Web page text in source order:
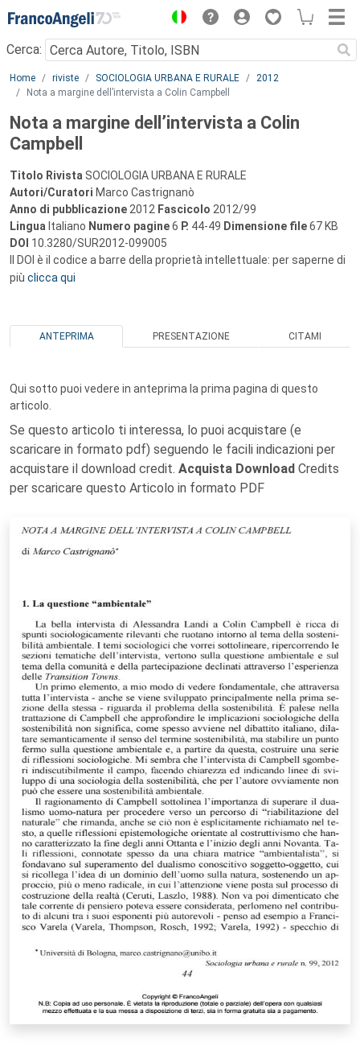
Menu
Cerca:
Main content
Home riviste SOCIOLOGIA URBANA E RURALE
2012
Nota a margine dell’intervista a Colin Campbell
Nota a margine dell’intervista a Colin
Campbell
Titolo Rivista SOCIOLOGIA URBANA E RURALE
Autori/Curatori Marco Castrignanò
Anno di pubblicazione 2012 Fascicolo 2012/99
Lingua Italiano Numero pagine6 P. 44-49 Dimensione file67 KB
DOI 10.3280/SUR2012-099005
Il DOI è il codice a barre della proprietà intellettuale: per saperne di
più clicca qui
ANTEPRIMA PRESENTAZIONE CITAMI
Qui sotto puoi vedere in anteprima la prima pagina di questo
articolo.
Se questo articolo ti interessa, lo puoi acquistare (e
scaricare in formato pdf) seguendo le facili indicazioni per
acquistare il download credit. Acquista Download Credits
per scaricare questo Articolo in formato PDF